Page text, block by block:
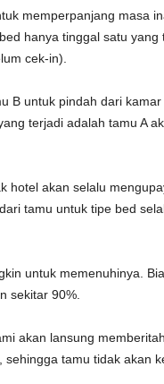
memperpanjang masa
hanya tinggal satu yang
cek-in).
B untuk pindah dari kamar
terjadi adalah tamu A
hotel akan selalu
tamu untuk tipe bed
untuk memenuhinya.
sekitar 90%.
akan lansung
tamu tidak akan